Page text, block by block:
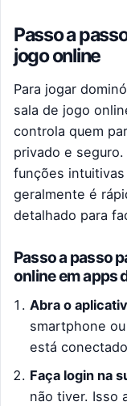
Passo a
jogo online
Para jogar
sala de jogo
controla quem
privado e
funções
geralmente é
detalhado para
Passo a passo
online em apps
Abra o
smartphone
está
Faça login na
não tiver. Isso